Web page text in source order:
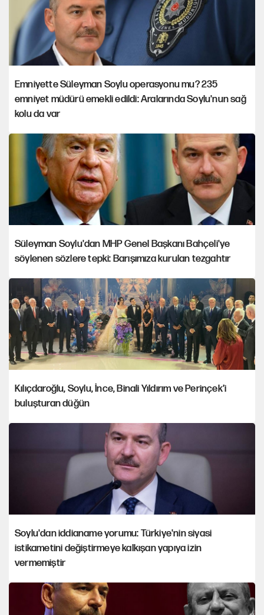
Emniyette Süleyman Soylu operasyonu mu? 235
emniyet müdürü emekli edildi: Aralarında Soylu'nun sağ
kolu da var
Süleyman Soylu'dan MHP Genel Başkanı Bahçeli'ye
söylenen sözlere tepki: Barışımıza kurulan tezgahtır
Kılıçdaroğlu, Soylu, İnce, Binali Yıldırım ve Perinçek’i
buluşturan düğün
Soylu'dan iddianame yorumu: Türkiye'nin siyasi
istikametini değiştirmeye kalkışan yapıya izin
vermemiştir